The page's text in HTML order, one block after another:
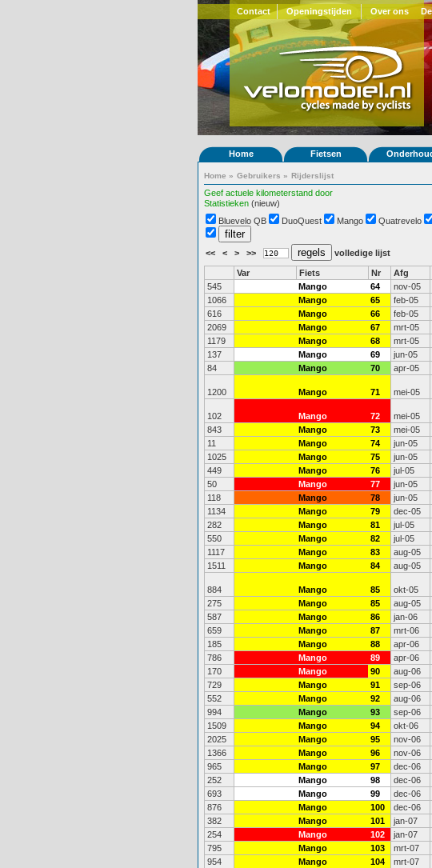
Contact Openingstijden Over ons
Home Fietsen
Home » Gebruikers » Rijderslijst
Geef actuele kilometerstand door
Statistieken (nieuw)
Bluevelo QB DuoQuest Mango Quatrevelo
<< < > >> volledige lijst
Var Fiets Nr Afg
545
Mango 64 nov-05
1066
Mango 65 feb-05
616
Mango 66 feb-05
2069
Mango 67 mrt-05
1179
Mango 68 mrt-05
137
Mango 69 jun-05
84
Mango 70 apr-05
1200 Mango 71 mei-05
102 Mango 72 mei-05
843
Mango 73 mei-05
11
Mango 74 jun-05
1025
Mango 75 jun-05
449
Mango 76 jul-05
50
Mango 77 jun-05
118
Mango 78 jun-05
1134
Mango 79 dec-05
282
Mango 81 jul-05
550
Mango 82 jul-05
1117
Mango 83 aug-05
1511
Mango 84 aug-05
884 Mango 85 okt-05
275
Mango 85 aug-05
587
Mango 86 jan-06
659
Mango 87 mrt-06
185
Mango 88 apr-06
786
Mango 89 apr-06
170
Mango 90 aug-06
729
Mango 91 sep-06
552
Mango 92 aug-06
994
Mango 93 sep-06
1509
Mango 94 okt-06
2025
Mango 95 nov-06
1366
Mango 96 nov-06
965
Mango 97 dec-06
252
Mango 98 dec-06
693
Mango 99 dec-06
876
Mango 100 dec-06
382
Mango 101 jan-07
254
Mango 102 jan-07
795
Mango 103 mrt-07
954
Mango 104 mrt-07